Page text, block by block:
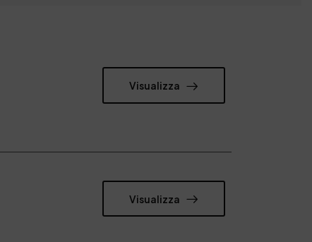
Visualizza
Visualizza